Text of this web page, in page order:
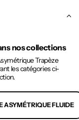
nos collections
Trapèze
les catégories ci-
ASYMÉTRIQUE FLUIDE